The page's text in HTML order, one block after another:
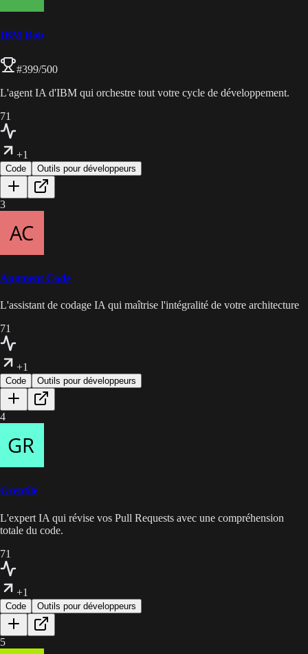
IBM Bob
#399/500
L'agent IA d'IBM qui orchestre tout votre cycle de développement.
71
+1
Code Outils pour développeurs
3
Augment Code
L'assistant de codage IA qui maîtrise l'intégralité de votre architecture
71
+1
Code Outils pour développeurs
4
Greptile
L'expert IA qui révise vos Pull Requests avec une compréhension
totale du code.
71
+1
Code Outils pour développeurs
5